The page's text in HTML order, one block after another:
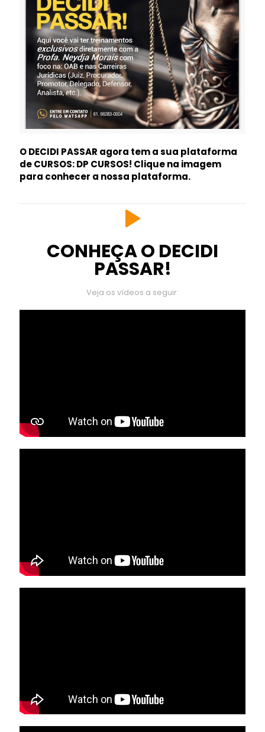
O DECIDI PASSAR agora tem a sua plataforma
de CURSOS: DP CURSOS! Clique na imagem
para conhecer a nossa plataforma.
CONHEÇA O DECIDI
PASSAR!
Veja os vídeos a seguir: